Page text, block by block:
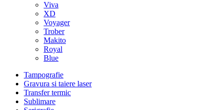
Viva
XD
Voyager
Trober
Makito
Royal
Blue
Tampografie
Gravura si taiere laser
Transfer termic
Sublimare